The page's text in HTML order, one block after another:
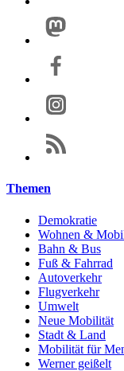
Themen
Demokratie
Wohnen &
Bahn & Bus
Fuß & Fahrrad
Autoverkehr
Flugverkehr
Umwelt
Neue Mobilität
Stadt & Land
Mobilität für
Werner geißelt